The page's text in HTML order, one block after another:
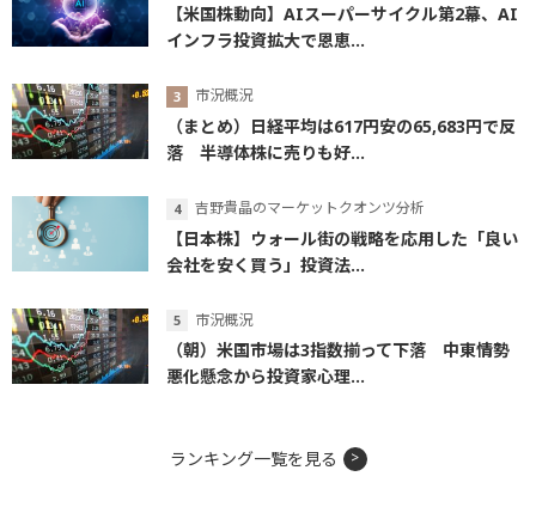
【米国株動向】AIスーパーサイクル第2幕、AI
インフラ投資拡大で恩恵...
市況概況
（まとめ）日経平均は617円安の65,683円で反
落 半導体株に売りも好...
吉野貴晶のマーケットクオンツ分析
【日本株】ウォール街の戦略を応用した「良い
会社を安く買う」投資法...
市況概況
（朝）米国市場は3指数揃って下落 中東情勢
悪化懸念から投資家心理...
ランキング一覧を見る